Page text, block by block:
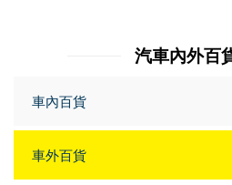
汽車內外百
車內百貨
車外百貨